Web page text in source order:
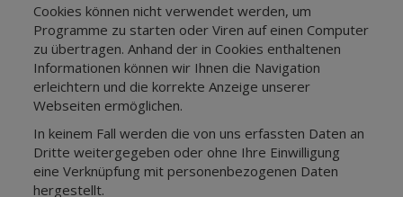
Cookies können nicht verwendet werden, um
Programme zu starten oder Viren auf einen Computer
zu übertragen. Anhand der in Cookies enthaltenen
Informationen können wir Ihnen die Navigation
erleichtern und die korrekte Anzeige unserer
Webseiten ermöglichen.
In keinem Fall werden die von uns erfassten Daten an
Dritte weitergegeben oder ohne Ihre Einwilligung
eine Verknüpfung mit personenbezogenen Daten
hergestellt.